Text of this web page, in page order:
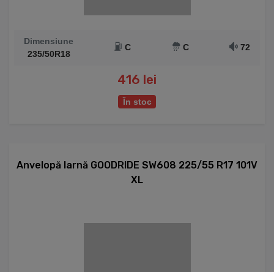
Dimensiune
235/50R18
C C 72
416 lei
În stoc
Anvelopă Iarnă GOODRIDE SW608 225/55 R17 101V
XL